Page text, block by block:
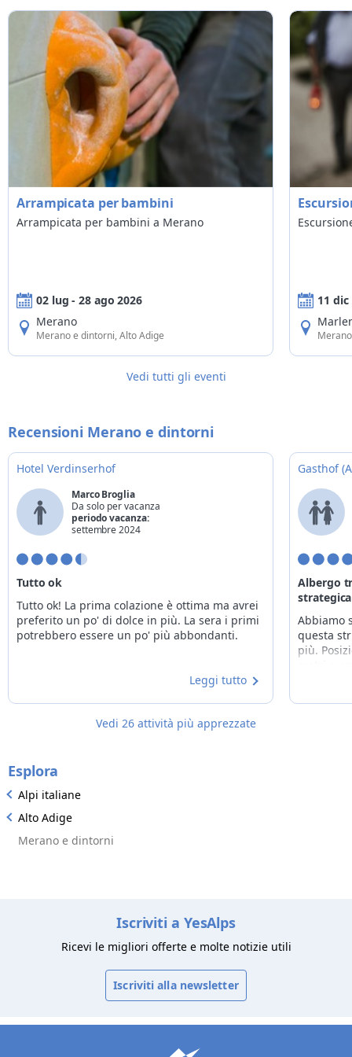
con accesso a internet per gli ospiti 641
con colonnine per ricarica auto elettrica
Attività per bambini e famiglie
Arrampicata per bambini
Arrampicata per bambini
Arrampicata per bambini a Merano
02 lug - 28 ago 2026
Merano
Merano e dintorni, Alto Adige
Gite /
11 dic
Vedi tutti gli eventi
Recensioni Merano e dintorni
Hotel Verdinserhof
Marco Broglia
Da solo per vacanza
periodo vacanza:
settembre 2024
Tutto ok
Tutto ok! La prima colazione è ottima ma avrei
preferito un po' di dolce in più. La sera i primi
potrebbero essere un po' più abbondanti.
Leggi tutto
Gasthof
Albergo
Abbiamo
questa
più.
Vedi 26 attività più apprezzate
Esplora
Alpi italiane
Alto Adige
Merano e dintorni
Iscriviti a YesAlps
Ricevi le migliori offerte e molte notizie utili
Iscriviti alla newsletter